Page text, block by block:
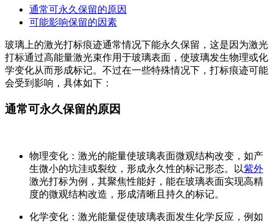
通常可永久保留的原因
可能影响保留的因素
玻璃上的激光打标痕迹通常情况下能永久保留，这是因为激光
打标通过高能量激光束作用于玻璃表面，使玻璃发生物理或化
学变化从而形成标记。不过在一些特殊情况下，打标痕迹可能
会受到影响，具体如下：
通常可永久保留的原因
物理变化 ：激光的能量使玻璃表面微观结构改变，如产
生微小的坑洼或裂纹，形成永久性的标记形态。以紫外
激光打标为例，其聚焦性能好，能在玻璃表面实现高精
度的微观结构改造，形成清晰且持久的标记。
化学变化 ：激光能量促使玻璃表面发生化学反应，例如